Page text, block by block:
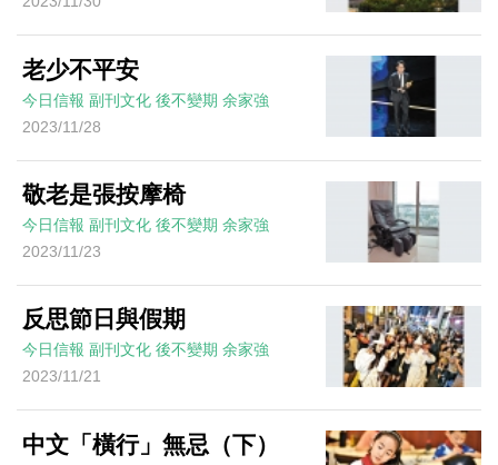
老少不平安
今日信報 副刊文化 後不變期 余家強
2023/11/28
敬老是張按摩椅
今日信報 副刊文化 後不變期 余家強
2023/11/23
反思節日與假期
今日信報 副刊文化 後不變期 余家強
2023/11/21
中文「橫行」無忌（下）